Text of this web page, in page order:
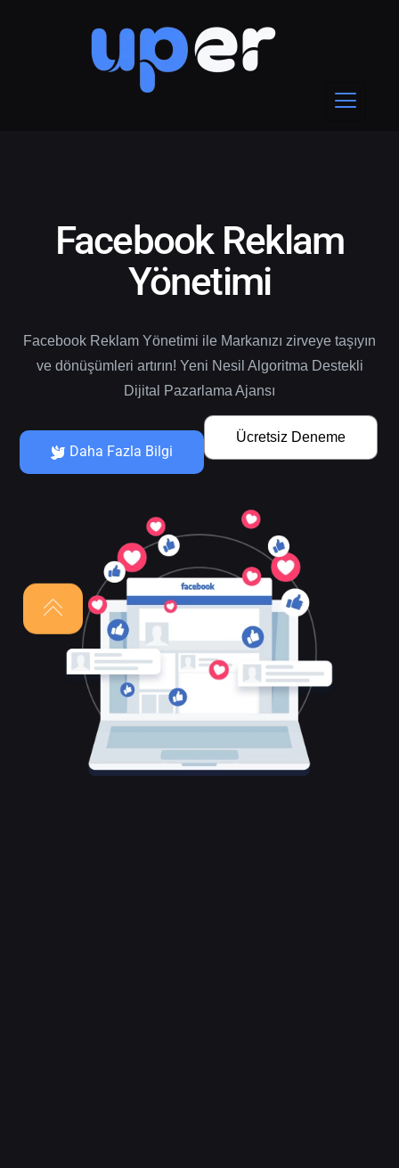
Facebook Reklam
Yönetimi
Facebook Reklam Yönetimi ile Markanızı zirveye taşıyın
ve dönüşümleri artırın! Yeni Nesil Algoritma Destekli
Dijital Pazarlama Ajansı
Daha Fazla Bilgi
Ücretsiz Deneme